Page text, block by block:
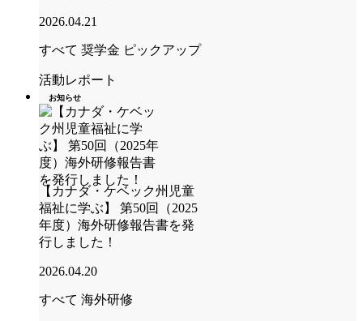
2026.04.21
すべて 奨学金 ピックアップ
活動レポート
お知らせ
【カナダ・ケベック州児童
福祉に学ぶ】 第50回（2025
年度）海外研修報告書を発
行しました！
2026.04.20
すべて 海外研修